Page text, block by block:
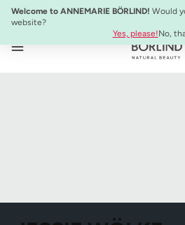
Passer au contenu principal
Welcome to ANNEMARIE BÖRLIND! Would
website?
Yes, please!No,
SYSTEM ABSOLUTE Set de Voyage :